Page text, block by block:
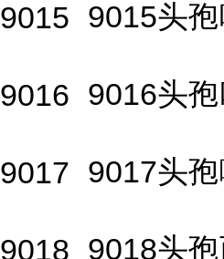
9015 9015头
9016 9016头
9017 9017头
9018 9018头